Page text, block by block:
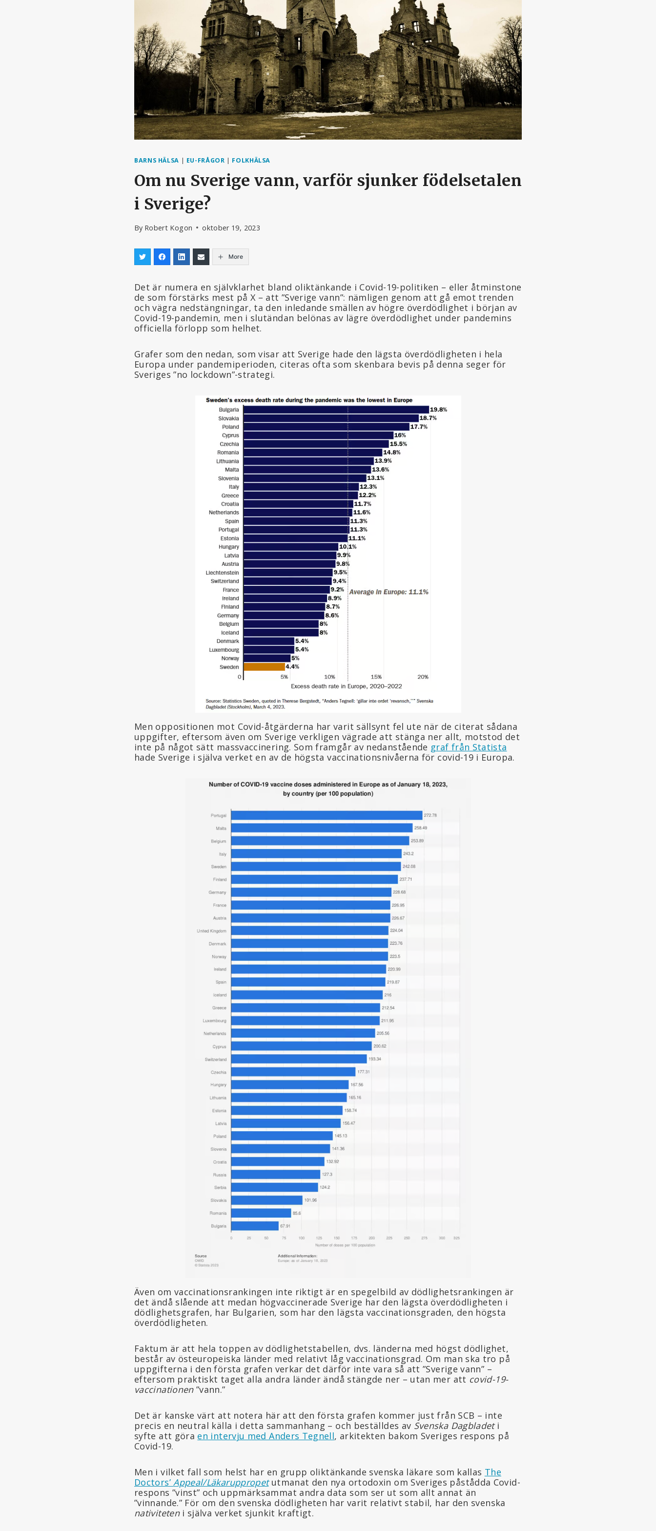
BARNS HÄLSA | EU-FRÅGOR | FOLKHÄLSA
Om nu Sverige vann, varför sjunker födelsetalen
i Sverige?
By Robert Kogon oktober 19, 2023
More
Det är numera en självklarhet bland oliktänkande i Covid-19-politiken – eller åtminstone
de som förstärks mest på X – att ”Sverige vann”: nämligen genom att gå emot trenden
och vägra nedstängningar, ta den inledande smällen av högre överdödlighet i början av
Covid-19-pandemin, men i slutändan belönas av lägre överdödlighet under pandemins
officiella förlopp som helhet.
Grafer som den nedan, som visar att Sverige hade den lägsta överdödligheten i hela
Europa under pandemiperioden, citeras ofta som skenbara bevis på denna seger för
Sveriges ”no lockdown”-strategi.
Men oppositionen mot Covid-åtgärderna har varit sällsynt fel ute när de citerat sådana
uppgifter, eftersom även om Sverige verkligen vägrade att stänga ner allt, motstod det
inte på något sätt massvaccinering. Som framgår av nedanstående graf från Statista
hade Sverige i själva verket en av de högsta vaccinationsnivåerna för covid-19 i Europa.
Även om vaccinationsrankingen inte riktigt är en spegelbild av dödlighetsrankingen är
det ändå slående att medan högvaccinerade Sverige har den lägsta överdödligheten i
dödlighetsgrafen, har Bulgarien, som har den lägsta vaccinationsgraden, den högsta
överdödligheten.
Faktum är att hela toppen av dödlighetstabellen, dvs. länderna med högst dödlighet,
består av östeuropeiska länder med relativt låg vaccinationsgrad. Om man ska tro på
uppgifterna i den första grafen verkar det därför inte vara så att ”Sverige vann” –
eftersom praktiskt taget alla andra länder ändå stängde ner – utan mer att covid-19-
vaccinationen”vann.”
Det är kanske värt att notera här att den första grafen kommer just från SCB – inte
precis en neutral källa i detta sammanhang – och beställdes av Svenska Dagbladeti
syfte att göra en intervju med Anders Tegnell, arkitekten bakom Sveriges respons på
Covid-19.
Men i vilket fall som helst har en grupp oliktänkande svenska läkare som kallas The
Doctors’Appeal/Läkaruppropetutmanat den nya ortodoxin om Sveriges påstådda Covid-
respons ”vinst” och uppmärksammat andra data som ser ut som allt annat än
”vinnande.” För om den svenska dödligheten har varit relativt stabil, har den svenska
nativiteteni själva verket sjunkit kraftigt.